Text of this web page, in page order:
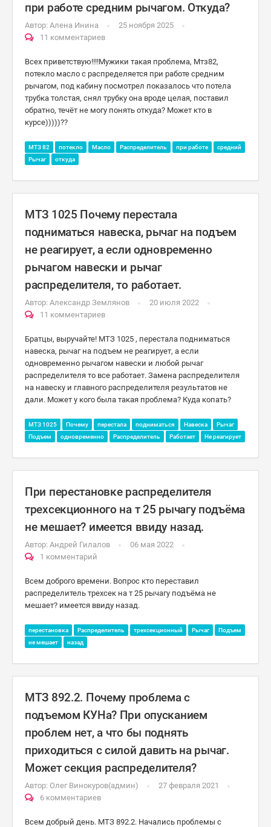
при работе средним рычагом. Откуда?
Автор: Алена Инина
25 ноября 2025
11 комментариев
Всех приветствую!!!!Мужики такая проблема, Мтз82,
потекло масло с распределяется при работе средним
рычагом, под кабину посмотрел показалось что потела
трубка толстая, снял трубку она вроде целая, поставил
обратно, течёт не могу понять откуда? Может кто в
курсе)))))??
МТЗ 82 потекло Масло Распределитель при работе
средний
Рычаг
откуда
МТЗ 1025 Почему перестала
подниматься навеска, рычаг на подъем
не реагирует, а если одновременно
рычагом навески и рычаг
распределителя, то работает.
Автор: Александр Землянов
20 июля 2022
11 комментариев
Братцы, выручайте! МТЗ 1025 , перестала подниматься
навеска, рычаг на подъем не реагирует, а если
одновременно рычагом навески и любой рычаг
распределителя то все работает. Замена распределителя
на навеску и главного распределителя результатов не
дали. Может у кого была такая проблема? Куда копать?
МТЗ 1025 Почему перестала подниматься Навеска
Рычаг
Подъем
одновременно Распределитель Работает Не реагирует
При перестановке распределителя
трехсекционного на т 25 рычагу подъёма
не мешает? имеется ввиду назад.
Автор: Андрей Гилалов
06 мая 2022
1 комментарий
Всем доброго времени. Вопрос кто переставил
распределитель трехсек на т 25 рычагу подъёма не
мешает? имеется ввиду назад.
перестановка Распределитель трехсекционный Рычаг
Подъем
не мешает
назад
МТЗ 892.2. Почему проблема с
подъемом КУНа? При опусканием
проблем нет, а что бы поднять
приходиться с силой давить на рычаг.
Может секция распределителя?
Автор: Олег Винокуров(админ)
27 февраля 2021
6 комментариев
Всем добрый день. МТЗ 892.2. Начались проблемы с